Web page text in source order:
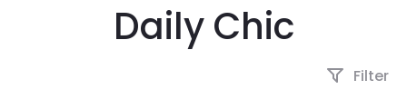
Daily Chic
Filter